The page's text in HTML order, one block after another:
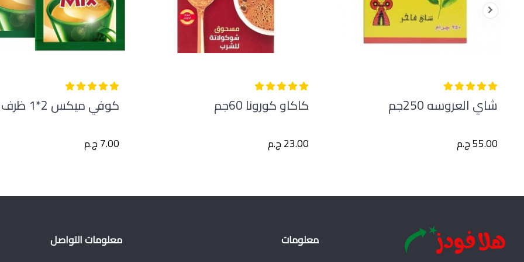
شاي العروسه 250جم
55.00 ج.م
كاكاو كورونا 60جم
23.00 ج.م
كوفي ميكس 2*1 ظرف 12جم
7.00 ج.م
معلومات معلومات التواصل